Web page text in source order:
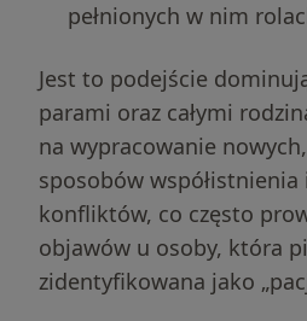
pełnionych w nim
Jest to podejście
parami oraz całymi
na wypracowanie
sposobów współistnienia
konfliktów, co często
objawów u osoby, która
zidentyfikowana jako